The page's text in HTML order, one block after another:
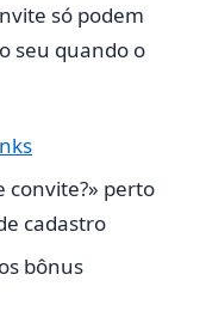
só podem
seu quando o
convite?» perto
cadastro
bônus